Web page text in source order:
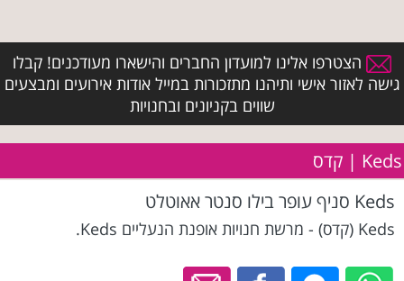
הצטרפו אלינו למועדון החברים והישארו מעודכנים! קבלו
גישה לאזור אישי ותיהנו מתזכורות במייל אודות אירועים ומבצעים
שווים בקניונים ובחנויות
Keds | קדס
Keds סניף עופר בילו סנטר אאוטלט
Keds (קדס) - מרשת חנויות אופנת הנעליים Keds.